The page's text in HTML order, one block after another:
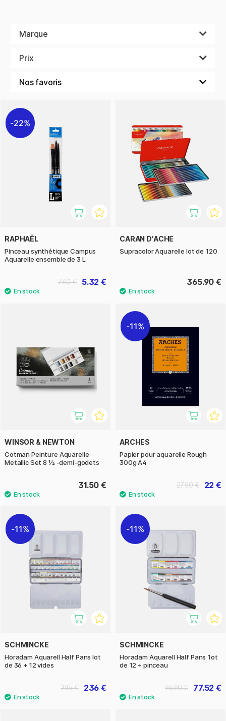
Marque
Prix
22%
RAPHAËL
Pinceau synthétique Campus
Aquarelle ensemble de 3 L
5.32 €
7.60 €
CARAN D'ACHE
Supracolor Aquarelle lot de 120
365.90 €
WINSOR & NEWTON
Cotman Peinture Aquarelle
Metallic Set 8 ½ -demi-godets
31.50 €
11%
ARCHES
Papier pour aquarelle Rough
300g A4
22 €
27.50 €
11%
SCHMINCKE
Horadam Aquarell Half Pans lot
de 36 + 12 vides
236 €
295 €
11%
SCHMINCKE
Horadam Aquarell Half Pans 1ot
de 12 + pinceau
77.52 €
96.90 €